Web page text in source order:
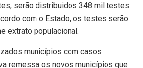
serão distribuidos 348 mil testes
com o Estado, os testes serão
extrato populacional.
municípios com casos
remessa os novos municípios que